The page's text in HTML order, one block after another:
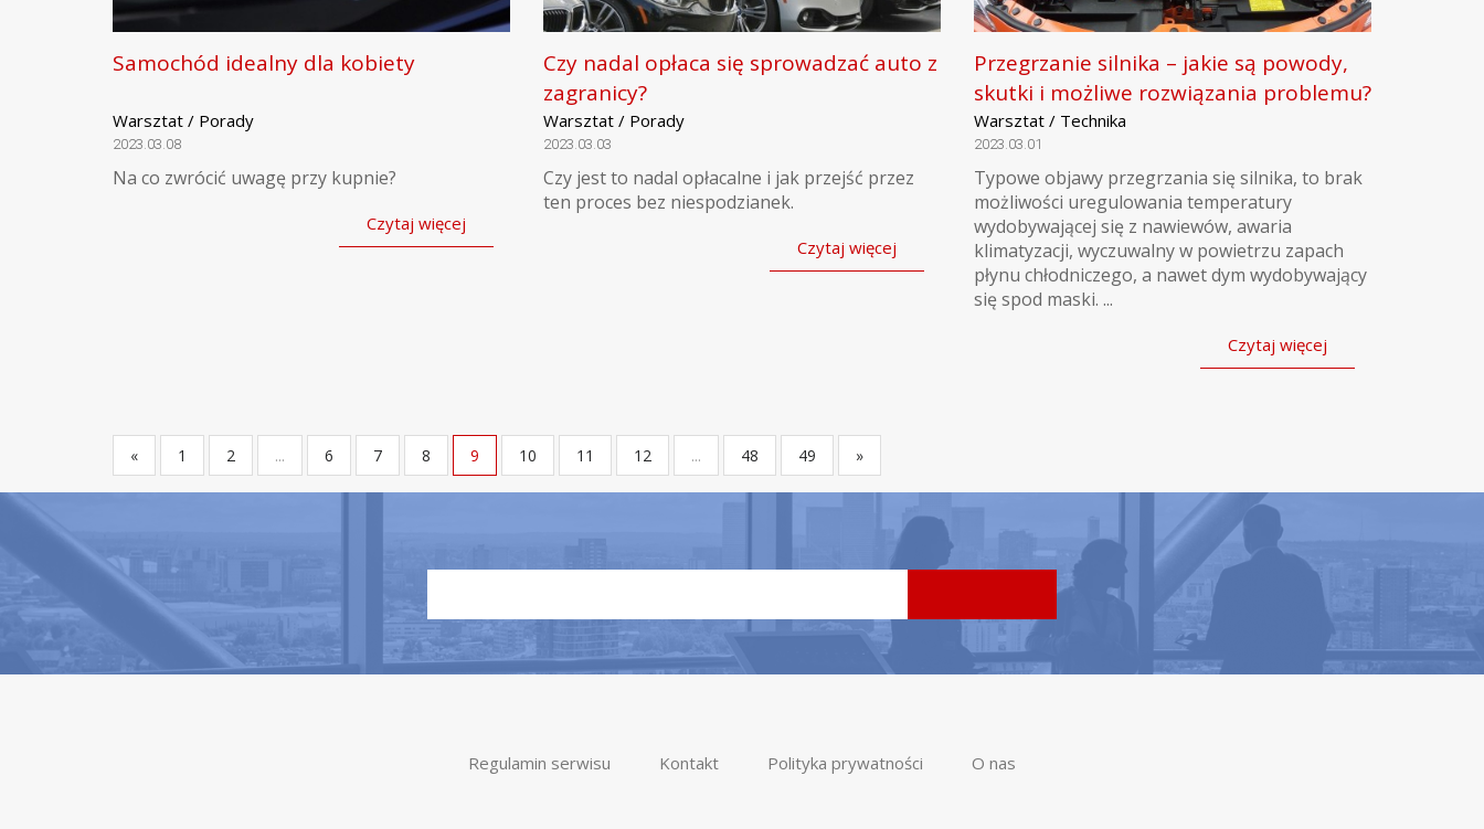
Samochód idealny dla kobiety
Warsztat / Porady
2023.03.08
Na co zwrócić uwagę przy kupnie?
Czytaj więcej
Czy nadal opłaca się sprowadzać auto z
zagranicy?
Warsztat / Porady
2023.03.03
Czy jest to nadal opłacalne i jak przejść przez
ten proces bez niespodzianek.
Czytaj więcej
Przegrzanie silnika – jakie są powody,
skutki i możliwe rozwiązania problemu?
Warsztat / Technika
2023.03.01
Typowe objawy przegrzania się silnika, to brak
możliwości uregulowania temperatury
wydobywającej się z nawiewów, awaria
klimatyzacji, wyczuwalny w powietrzu zapach
płynu chłodniczego, a nawet dym wydobywający
się spod maski. ...
Czytaj więcej
« 1 2 ... 6 7 8 9 10 11 12 ... 48 49 »
Regulamin serwisu Kontakt Polityka prywatności O nas